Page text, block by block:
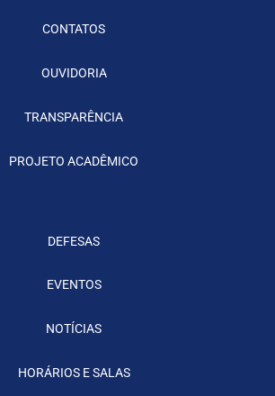
CONTATOS
OUVIDORIA
TRANSPARÊNCIA
PROJETO ACADÊMICO
DEFESAS
EVENTOS
NOTÍCIAS
HORÁRIOS E SALAS